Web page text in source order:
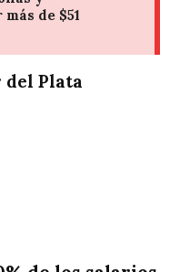
del Plata